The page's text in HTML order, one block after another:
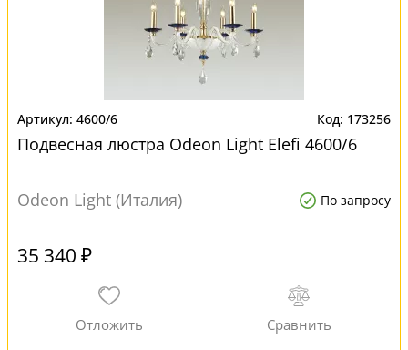
4600/6 173256
Подвесная люстра Odeon Light Elefi 4600/6
Odeon Light (Италия) По запросу
35 340 ₽